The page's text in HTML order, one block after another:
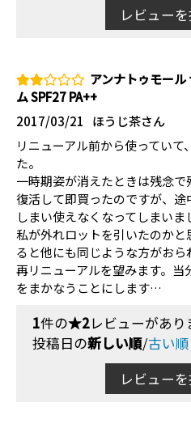
レビュー
アンナトゥモール
ム SPF27 PA++
ほうじ茶さん
2017/03/21
リニューアル前から使っていて
た。
一時期姿が消えたときは残念
復活して即買ったのですが、
しまい使えなくなってしまいま
私が外れロットを引いたのか
ると他にも同じような方がおら
再リニューアルを望みます。
をまかなうことにします…
1件の★2レビューがあり
投稿日の新しい順/古い順
レビュー